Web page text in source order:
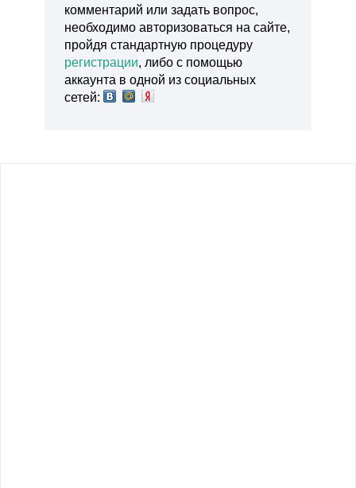
комментарий или задать вопрос,
необходимо авторизоваться на сайте,
пройдя стандартную процедуру
регистрации, либо с помощью
аккаунта в одной из социальных
сетей: